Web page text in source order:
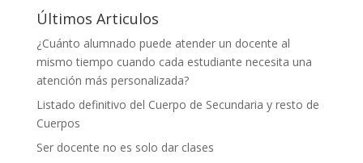
k k p
Últimos Articulos
¿Cuánto alumnado puede atender un docente al
mismo tiempo cuando cada estudiante necesita una
atención más personalizada?
Listado definitivo del Cuerpo de Secundaria y resto de
Cuerpos
Ser docente no es solo dar clases